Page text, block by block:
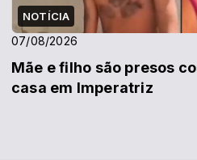
NOTÍCIA
07/08/2026
Mãe e filho são presos
casa em Imperatriz